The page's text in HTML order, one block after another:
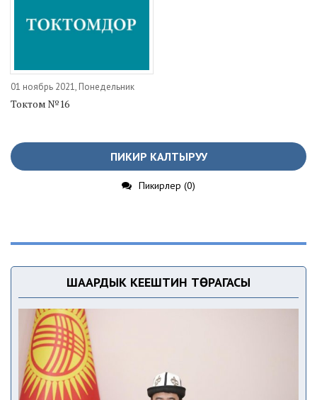
01 ноябрь 2021, Понедельник
Токтом №16
ПИКИР КАЛТЫРУУ
Пикирлер (0)
ШААРДЫК КЕҢЕШТИН ТӨРАГАСЫ